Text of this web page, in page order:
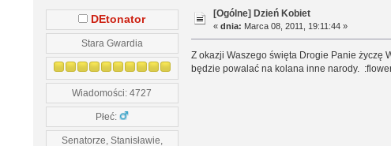
DEtonator
Stara Gwardia
Wiadomości: 4727
Płeć:
Senatorze, Stanisławie,
[Ogólne] Dzień Kobiet
«dnia: Marca 08, 2011, 19:11:44 »
Z okazji Waszego święta Drogie Panie życzę
będzie powalać na kolana inne narody.